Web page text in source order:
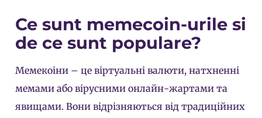
Ce sunt memecoin-urile si
de ce sunt populare?
Мемекоіни – це віртуальні валюти, натхненні
мемами або вірусними онлайн-жартами та
явищами. Вони відрізняються від традиційних